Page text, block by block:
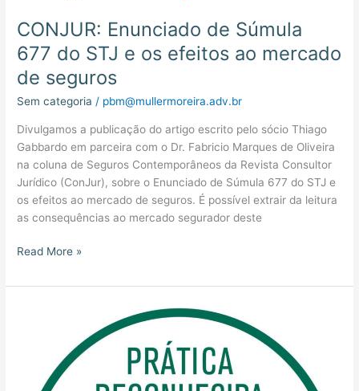
CONJUR: Enunciado de Súmula
677 do STJ e os efeitos ao mercado
de seguros
Sem categoria / pbm@mullermoreira.adv.br
Divulgamos a publicação do artigo escrito pelo sócio Thiago
Gabbardo em parceira com o Dr. Fabricio Marques de Oliveira
na coluna de Seguros Contemporâneos da Revista Consultor
Jurídico (ConJur), sobre o Enunciado de Súmula 677 do STJ e
os efeitos ao mercado de seguros. É possível extrair da leitura
as consequências ao mercado segurador deste
ao
mercado
de
seguros
Read More »